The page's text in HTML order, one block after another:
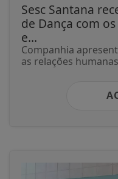
Sesc Santana
de Dança com
e...
Companhia
as relações